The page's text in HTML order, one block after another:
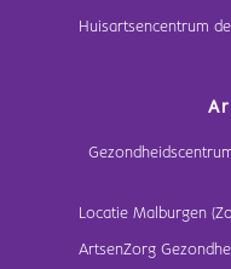
Huisartsencentrum
Locatie Malburgen
ArtsenZorg